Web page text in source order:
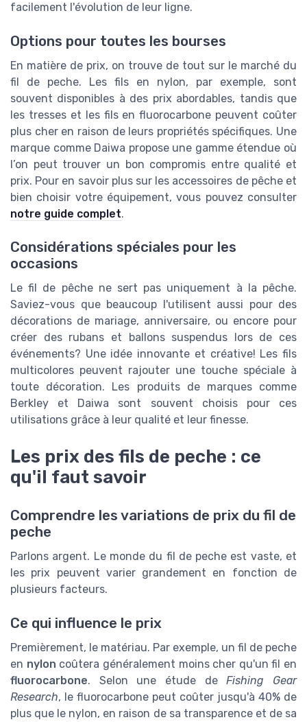
facilement l'évolution de leur ligne.
Options pour toutes les bourses
En matière de prix, on trouve de tout sur le marché du
fil de peche. Les fils en nylon, par exemple, sont
souvent disponibles à des prix abordables, tandis que
les tresses et les fils en fluorocarbone peuvent coûter
plus cher en raison de leurs propriétés spécifiques. Une
marque comme Daiwa propose une gamme étendue où
l’on peut trouver un bon compromis entre qualité et
prix. Pour en savoir plus sur les accessoires de pêche et
bien choisir votre équipement, vous pouvez consulter
notre guide complet.
Considérations spéciales pour les
occasions
Le fil de pêche ne sert pas uniquement à la pêche.
Saviez-vous que beaucoup l'utilisent aussi pour des
décorations de mariage, anniversaire, ou encore pour
créer des rubans et ballons suspendus lors de ces
événements? Une idée innovante et créative! Les fils
multicolores peuvent rajouter une touche spéciale à
toute décoration. Les produits de marques comme
Berkley et Daiwa sont souvent choisis pour ces
utilisations grâce à leur qualité et leur finesse.
Les prix des fils de peche : ce
qu'il faut savoir
Comprendre les variations de prix du fil de
peche
Parlons argent. Le monde du fil de peche est vaste, et
les prix peuvent varier grandement en fonction de
plusieurs facteurs.
Ce qui influence le prix
Premièrement, le matériau. Par exemple, un fil de peche
en nylon coûtera généralement moins cher qu'un fil en
fluorocarbone. Selon une étude deFishing Gear
Research, le fluorocarbone peut coûter jusqu'à 40% de
plus que le nylon, en raison de sa transparence et de sa